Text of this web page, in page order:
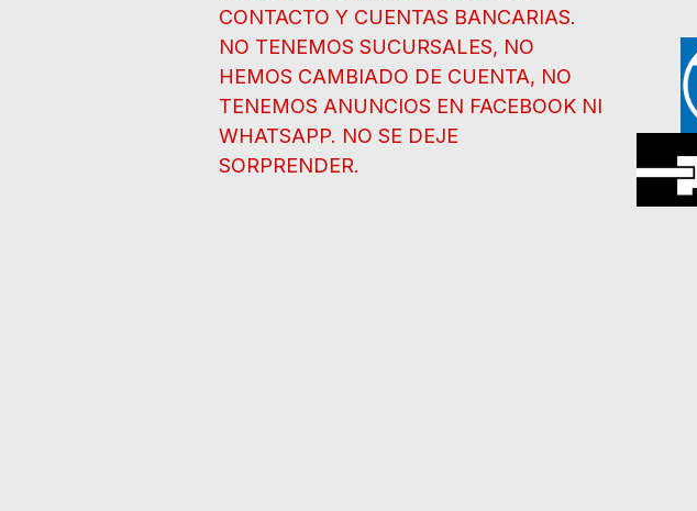
CONTACTO Y CUENTAS BANCARIAS.
NO TENEMOS SUCURSALES, NO
HEMOS CAMBIADO DE CUENTA, NO
TENEMOS ANUNCIOS EN FACEBOOK NI
WHATSAPP. NO SE DEJE
SORPRENDER.